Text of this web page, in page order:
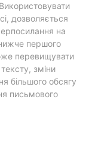
дозволяється
на
першого
перевищувати
зміни
більшого обсягу
письмового